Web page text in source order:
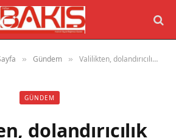
» Gündem » Valilikten, dolandırıcılık girişimlerine karşı uyarı!
GÜNDEM
dolandırıcılık